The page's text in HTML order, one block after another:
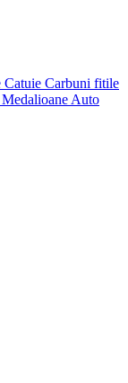
Catuie Carbuni fitile
Medalioane Auto